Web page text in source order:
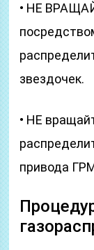
• НЕ
звездочек.
• НЕ
привода